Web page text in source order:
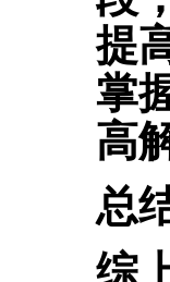
提
掌
高
总
综